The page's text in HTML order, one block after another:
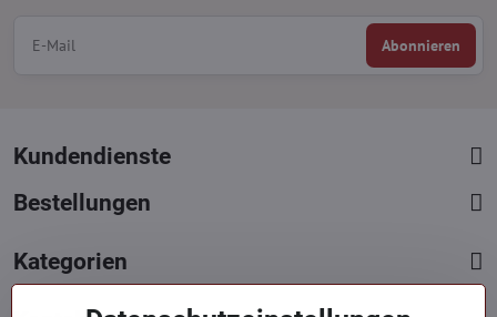
Abonnieren
Kundendienste
Bestellungen
Kategorien